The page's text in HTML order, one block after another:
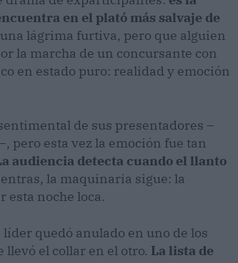
en el plató más salvaje de
lágrima furtiva, pero que alguien
la marcha de un concursante con
en estado puro: realidad y emoción
de sus presentadores –
pero esta vez la emoción fue tan
audiencia detecta cuando el llanto
la maquinaria sigue: la
esta noche loca.
quedó anulado en uno de los
el collar en el otro. La lista de